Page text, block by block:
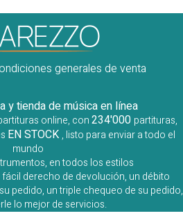
generales de venta
y tienda de música en línea
online, con234'000 partituras,
EN STOCK , listo para enviar a todo el
mundo
en todos los estilos
fácil derecho de devolución, un débito
pedido, un triple chequeo de su pedido,
lo mejor de servicios.